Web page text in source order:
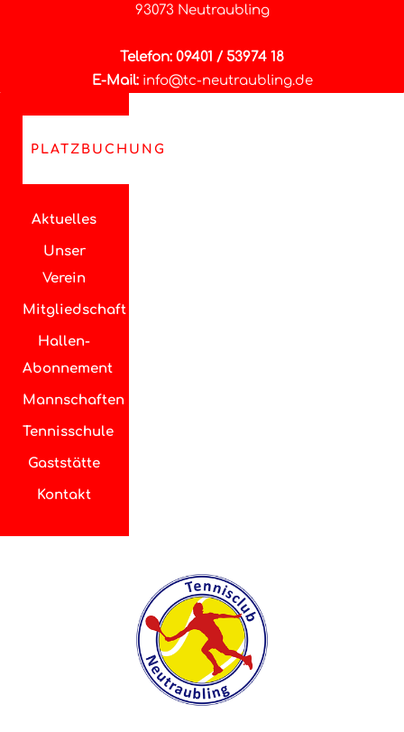
93073 Neutraubling
Telefon: 09401 / 53974 18
E-Mail: info@tc-neutraubling.de
PLATZBUCHUNG
Aktuelles
Unser
Verein
Mitgliedschaft
Hallen-
Abonnement
Mannschaften
Tennisschule
Gaststätte
Kontakt